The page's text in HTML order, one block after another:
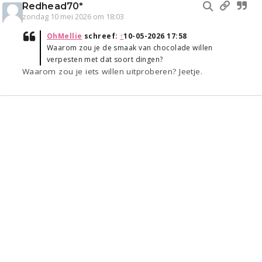
Redhead70*
zondag 10 mei 2026 om 18:03
OhMellie schreef: ↑10-05-2026 17:58
Waarom zou je de smaak van chocolade willen
verpesten met dat soort dingen?
Waarom zou je iets willen uitproberen? Jeetje.